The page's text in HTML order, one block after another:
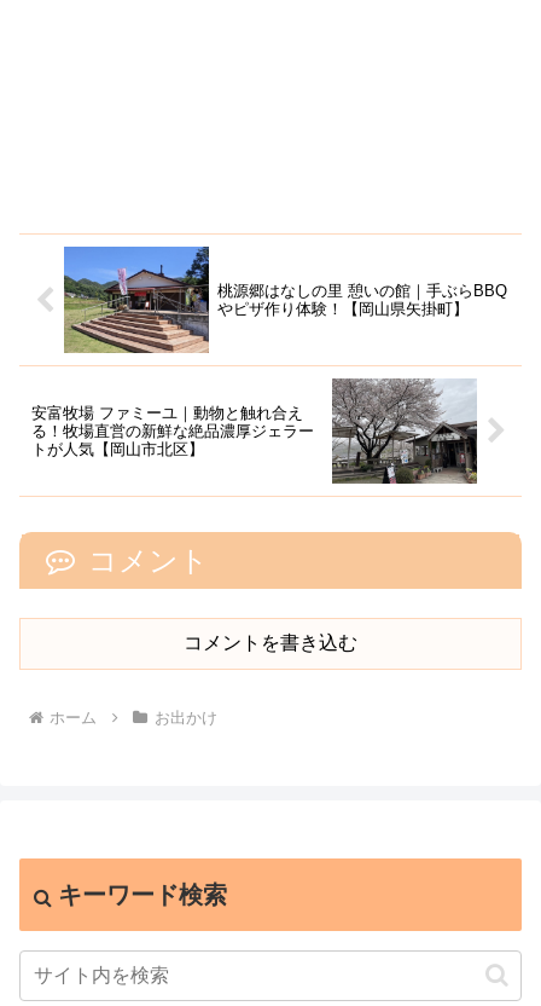
桃源郷はなしの里 憩いの館｜手ぶらBBQ
やピザ作り体験！【岡山県矢掛町】
安富牧場 ファミーユ｜動物と触れ合え
る！牧場直営の新鮮な絶品濃厚ジェラー
トが人気【岡山市北区】
コメント
コメントを書き込む
ホーム お出かけ
キーワード検索